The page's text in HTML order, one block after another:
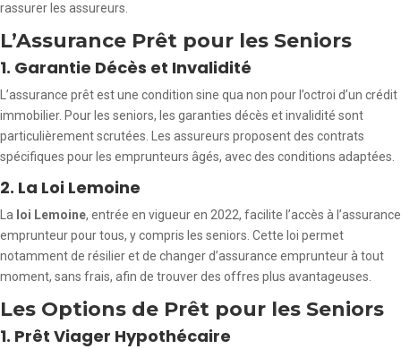
rassurer les assureurs.
L’Assurance Prêt pour les Seniors
1. Garantie Décès et Invalidité
L’assurance prêt est une condition sine qua non pour l’octroi d’un crédit
immobilier. Pour les seniors, les garanties décès et invalidité sont
particulièrement scrutées. Les assureurs proposent des contrats
spécifiques pour les emprunteurs âgés, avec des conditions adaptées.
2. La Loi Lemoine
La loi Lemoine, entrée en vigueur en 2022, facilite l’accès à l’assurance
emprunteur pour tous, y compris les seniors. Cette loi permet
notamment de résilier et de changer d’assurance emprunteur à tout
moment, sans frais, afin de trouver des offres plus avantageuses.
Les Options de Prêt pour les Seniors
1. Prêt Viager Hypothécaire